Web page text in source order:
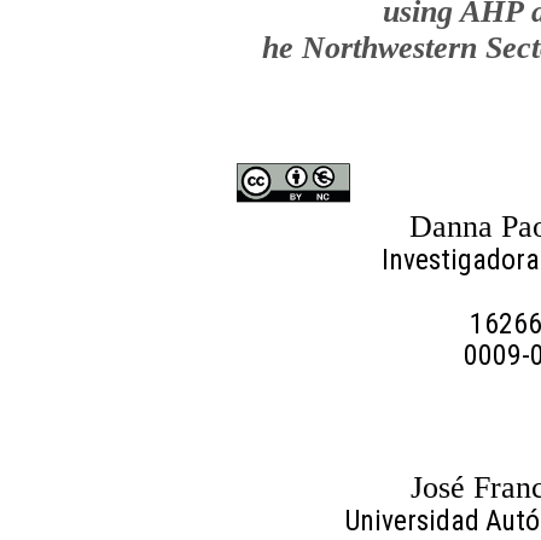
using AHP
he Northwestern
Danna
0009-
José
Universidad